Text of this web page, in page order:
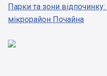
Парки та зони
мікрорайон Почайна